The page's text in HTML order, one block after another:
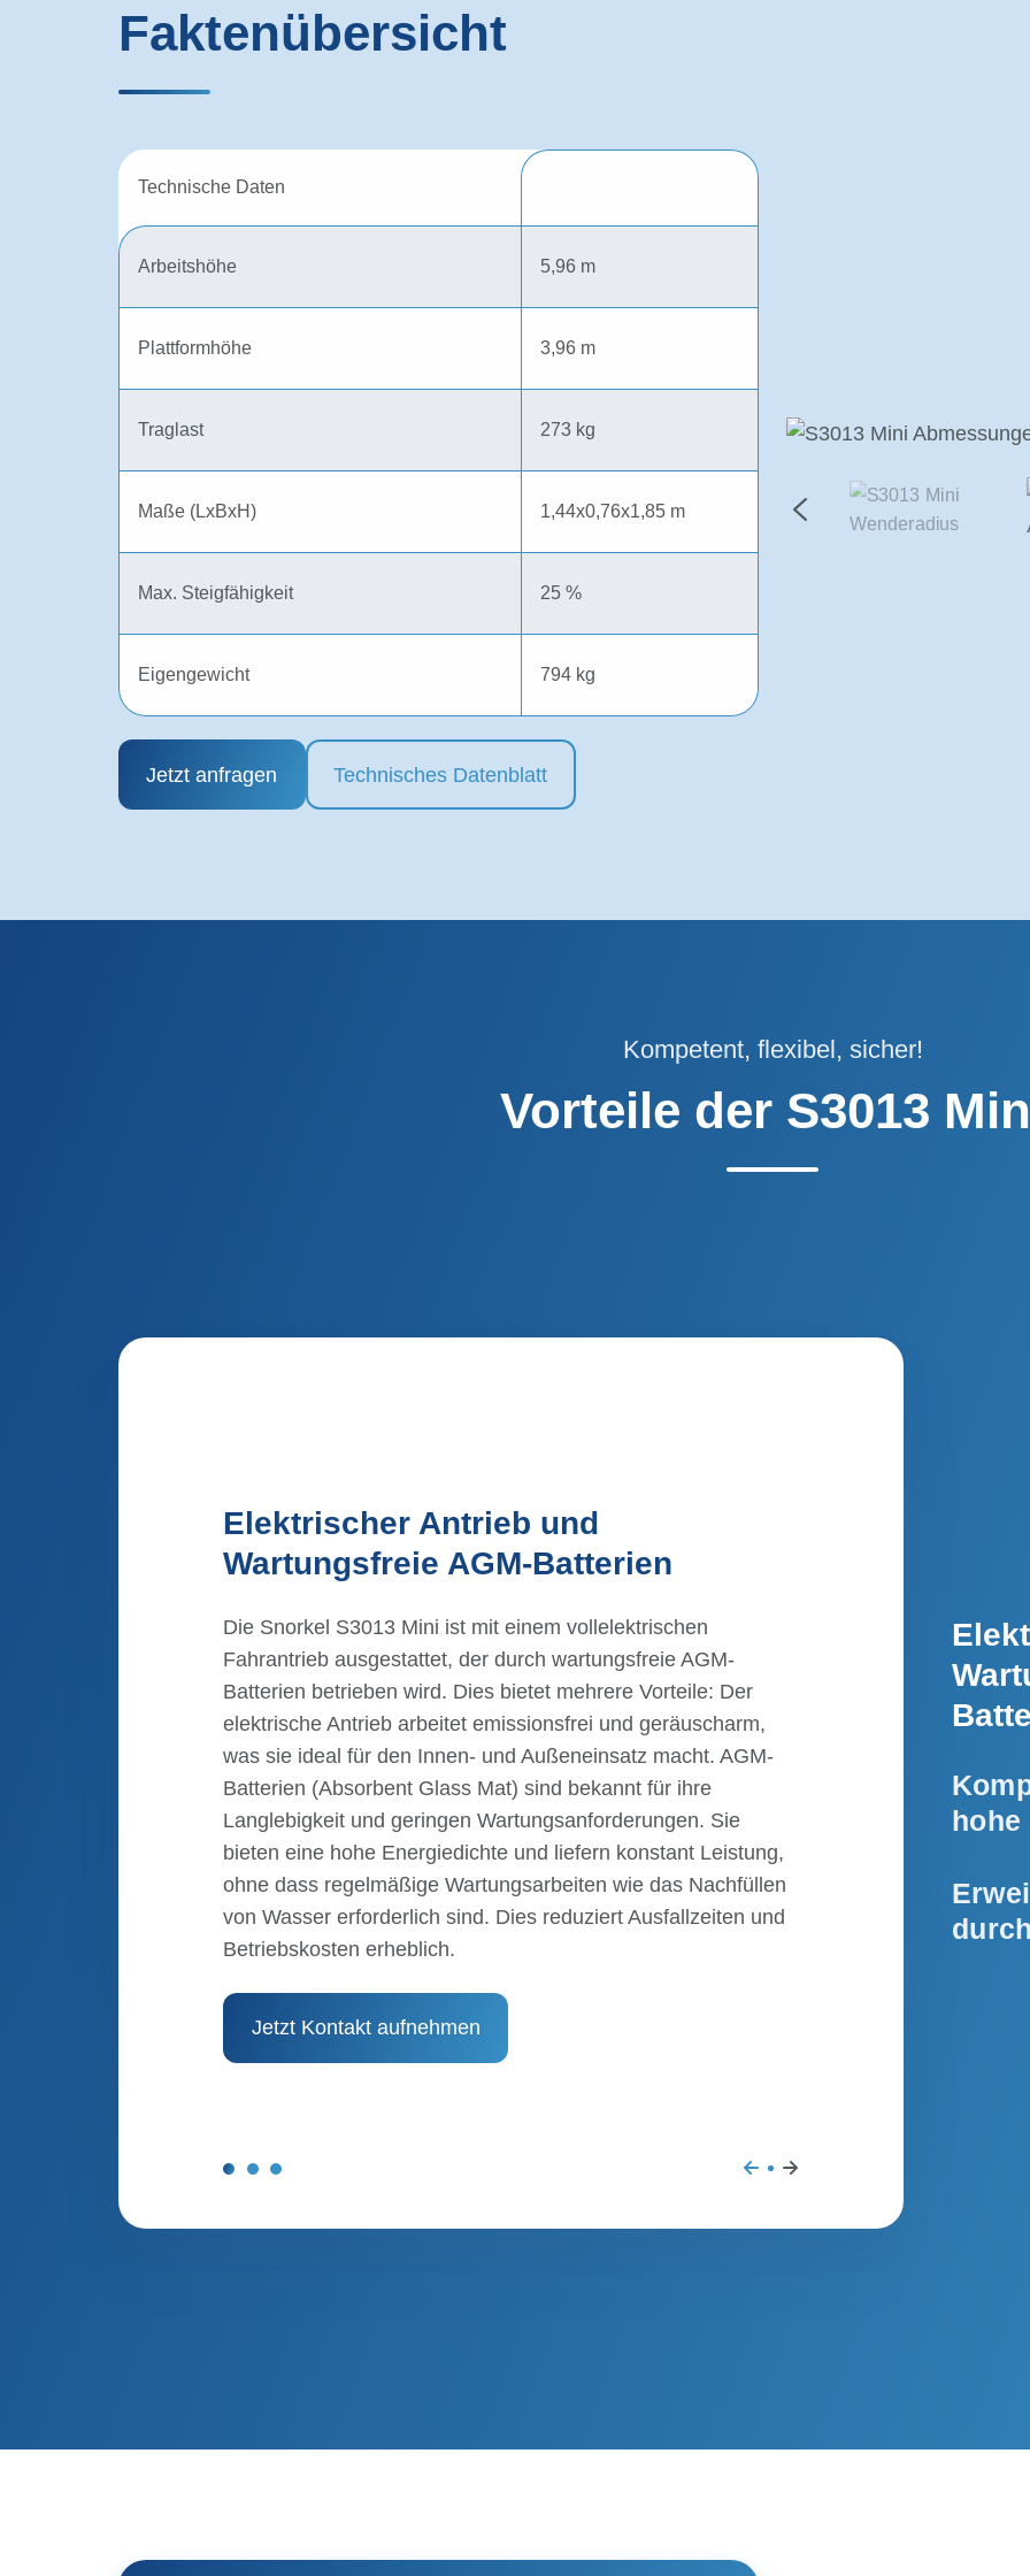
Faktenübersicht
Technische Daten
Arbeitshöhe 5,96 m
Plattformhöhe 3,96 m
Traglast 273 kg
Maße (LxBxH) 1,44x0,76x1,85 m
Max. Steigfähigkeit 25 %
Eigengewicht 794 kg
Jetzt anfragen Technisches Datenblatt
Kompetent, flexibel, sicher!
Vorteile der S3013
Elektrischer Antrieb und
Wartungsfreie AGM-Batterien
Die Snorkel S3013 Mini ist mit einem vollelektrischen
Fahrantrieb ausgestattet, der durch wartungsfreie AGM-
Batterien betrieben wird. Dies bietet mehrere Vorteile: Der
elektrische Antrieb arbeitet emissionsfrei und geräuscharm,
was sie ideal für den Innen- und Außeneinsatz macht. AGM-
Batterien (Absorbent Glass Mat) sind bekannt für ihre
Langlebigkeit und geringen Wartungsanforderungen. Sie
bieten eine hohe Energiedichte und liefern konstant Leistung,
ohne dass regelmäßige Wartungsarbeiten wie das Nachfüllen
von Wasser erforderlich sind. Dies reduziert Ausfallzeiten und
Betriebskosten erheblich.
Jetzt Kontakt aufnehmen
hohe